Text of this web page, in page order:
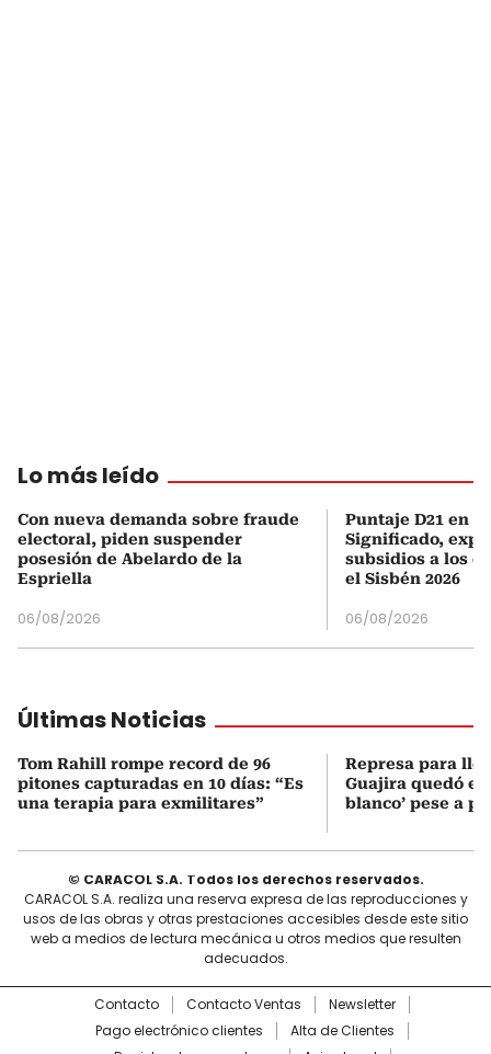
Lo más leído
Con nueva demanda sobre fraude
electoral, piden suspender
posesión de Abelardo de la
Espriella
06/08/2026
Puntaje D21 en
Significado,
subsidios a los
el Sisbén 2026
06/08/2026
Últimas Noticias
Tom Rahill rompe record de 96
pitones capturadas en 10 días: “Es
una terapia para exmilitares”
Represa para
Guajira quedó en
blanco’ pese a
© CARACOL S.A. Todos los derechos reservados.
CARACOL S.A. realiza una reserva expresa de las reproducciones y
usos de las obras y otras prestaciones accesibles desde este sitio
web a medios de lectura mecánica u otros medios que resulten
adecuados.
Contacto Contacto Ventas
Newsletter
Pago electrónico clientes
Alta de Clientes